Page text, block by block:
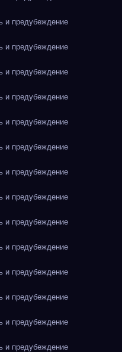
и предубеждение
и предубеждение
и предубеждение
и предубеждение
и предубеждение
и предубеждение
и предубеждение
и предубеждение
и предубеждение
и предубеждение
и предубеждение
и предубеждение
и предубеждение
и предубеждение